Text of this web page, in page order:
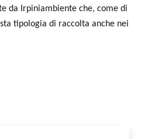
da Irpiniambiente che, come di
tipologia di raccolta anche nei